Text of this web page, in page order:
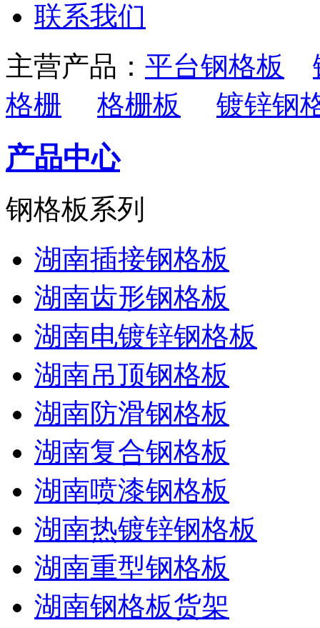
联系我们
主营产品： 平台钢格板
格栅
格栅板 镀锌钢
产品中心
钢格板系列
湖南插接钢格板
湖南齿形钢格板
湖南电镀锌钢格板
湖南吊顶钢格板
湖南防滑钢格板
湖南复合钢格板
湖南喷漆钢格板
湖南热镀锌钢格板
湖南重型钢格板
湖南钢格板货架